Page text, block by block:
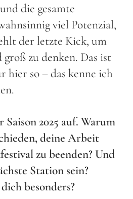
die gesamte
viel Potenzial,
der letzte Kick, um
zu denken. Das ist
hier so – das kenne ich
2025 auf. Warum
deine Arbeit
zu beenden? Und
Station sein?
besonders?